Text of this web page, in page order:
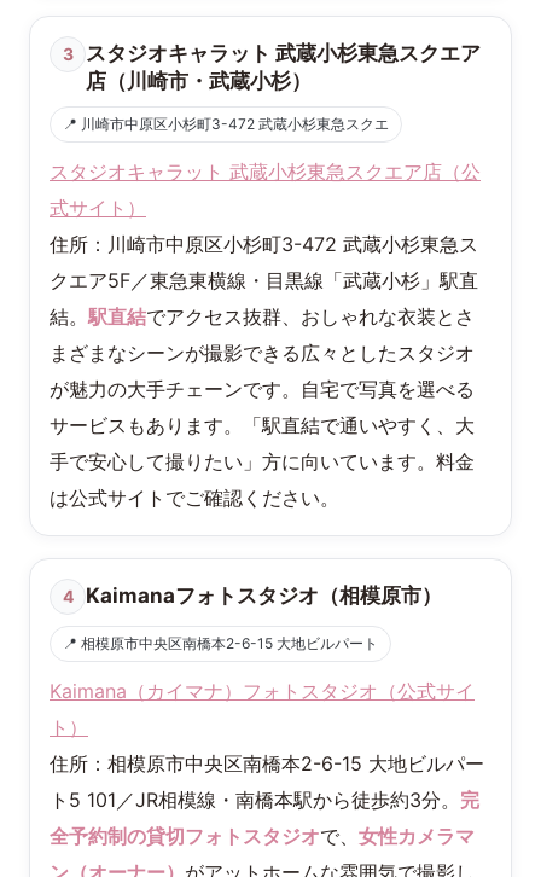
3
スタジオキャラット 武蔵小杉東急スクエア
店（川崎市・武蔵小杉）
📍 川崎市中原区小杉町3-472 武蔵小杉東急スクエ
スタジオキャラット 武蔵小杉東急スクエア店（公
式サイト）
住所：川崎市中原区小杉町3-472 武蔵小杉東急ス
クエア5F／東急東横線・目黒線「武蔵小杉」駅直
結。駅直結でアクセス抜群、おしゃれな衣装とさ
まざまなシーンが撮影できる広々としたスタジオ
が魅力の大手チェーンです。自宅で写真を選べる
サービスもあります。「駅直結で通いやすく、大
手で安心して撮りたい」方に向いています。料金
は公式サイトでご確認ください。
4 Kaimanaフォトスタジオ（相模原市）
📍 相模原市中央区南橋本2-6-15 大地ビルパート
Kaimana（カイマナ）フォトスタジオ（公式サイ
ト）
住所：相模原市中央区南橋本2-6-15 大地ビルパー
ト5 101／JR相模線・南橋本駅から徒歩約3分。 完
全予約制の貸切フォトスタジオで、 女性カメラマ